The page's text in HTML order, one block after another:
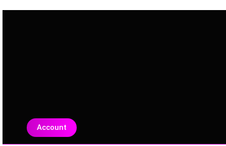
Account